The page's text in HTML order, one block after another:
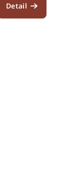
Detail